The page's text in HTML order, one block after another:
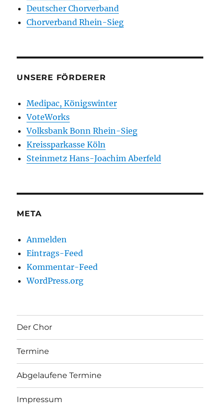
Deutscher Chorverband
Chorverband Rhein-Sieg
UNSERE FÖRDERER
Medipac, Königswinter
VoteWorks
Volksbank Bonn Rhein-Sieg
Kreissparkasse Köln
Steinmetz Hans-Joachim Aberfeld
META
Anmelden
Eintrags-Feed
Kommentar-Feed
WordPress.org
Der Chor
Termine
Abgelaufene Termine
Impressum